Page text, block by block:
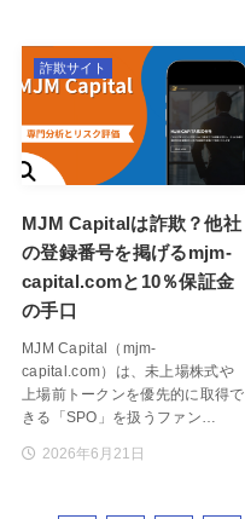
MJM Capitalは詐欺？他社
の登録番号を掲げるmjm-
capital.comと10％保証金
の手口
MJM Capital（mjm-
capital.com）は、未上場株式や
上場前トークンを優先的に取得で
きる「SPO」を扱うファン…
2026年6月21日
詐欺サイト